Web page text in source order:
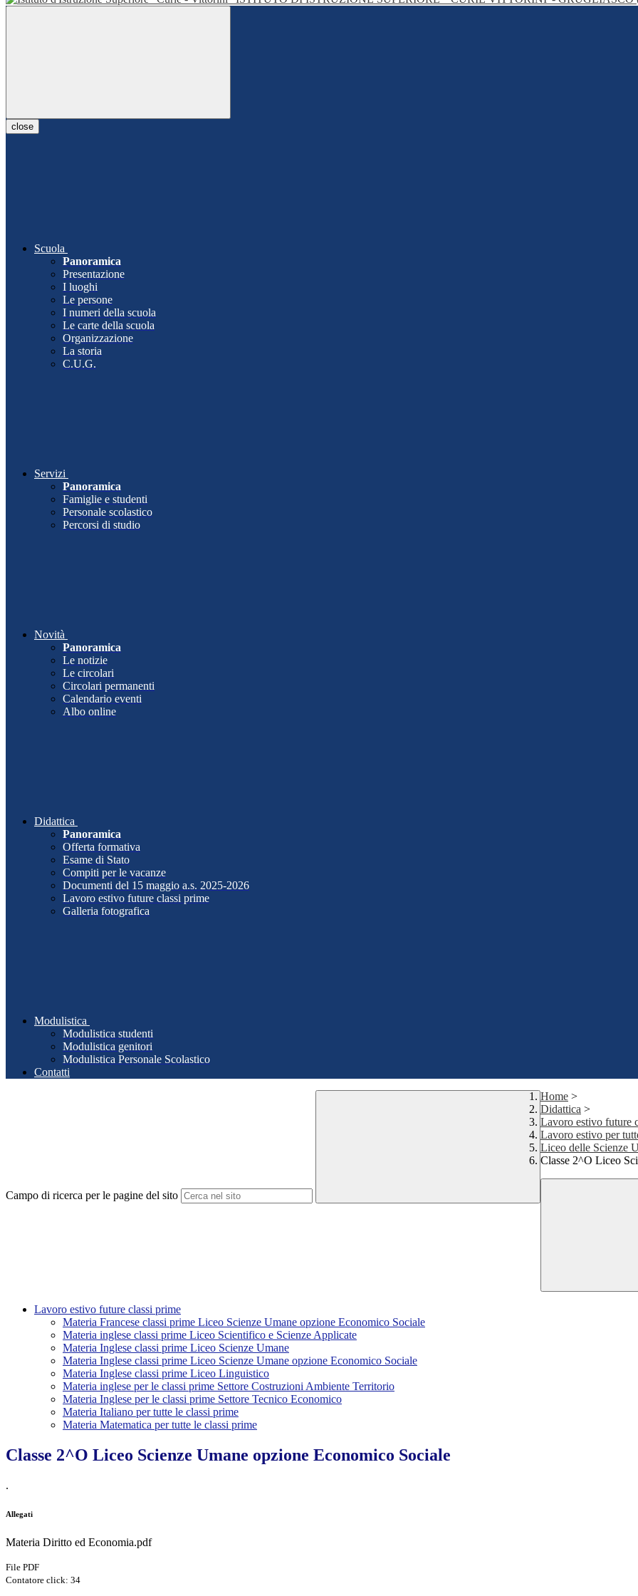
close
Scuola
Panoramica
Presentazione
I luoghi
Le persone
I numeri della scuola
Le carte della scuola
Organizzazione
La storia
C.U.G.
Servizi
Panoramica
Famiglie e studenti
Personale scolastico
Percorsi di studio
Novità
Panoramica
Le notizie
Le circolari
Circolari permanenti
Calendario eventi
Albo online
Didattica
Panoramica
Offerta formativa
Esame di Stato
Compiti per le vacanze
Documenti del 15 maggio a.s. 2025-2026
Lavoro estivo future classi prime
Galleria fotografica
Modulistica
Modulistica studenti
Modulistica genitori
Modulistica Personale Scolastico
Contatti
Campo di ricerca per le pagine del sito
Home >
Didattica >
Lavoro estivo future
Lavoro estivo per
Liceo delle Scienze
Classe 2^O Liceo
Lavoro estivo future classi prime
Materia Francese classi prime Liceo Scienze Umane opzione Economico Sociale
Materia inglese classi prime Liceo Scientifico e Scienze Applicate
Materia Inglese classi prime Liceo Scienze Umane
Materia Inglese classi prime Liceo Scienze Umane opzione Economico Sociale
Materia Inglese classi prime Liceo Linguistico
Materia inglese per le classi prime Settore Costruzioni Ambiente Territorio
Materia Inglese per le classi prime Settore Tecnico Economico
Materia Italiano per tutte le classi prime
Materia Matematica per tutte le classi prime
Classe 2^O Liceo Scienze Umane opzione Economico Sociale
.
Allegati
Materia Diritto ed Economia.pdf
File PDF
Contatore click: 34